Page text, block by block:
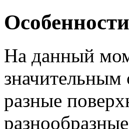
На данный
значительным
разные